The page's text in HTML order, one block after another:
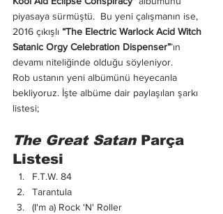
piyasaya sürmüştü.  Bu yeni çalışmanın ise,
2016 çıkışlı “The Electric Warlock Acid Witch
Satanic Orgy Celebration Dispenser”’ın
devamı niteliğinde olduğu söyleniyor.
Rob ustanın yeni albümünü heyecanla
bekliyoruz. İşte albüme dair paylaşılan şarkı
listesi;
The Great Satan Parça
Listesi
F.T.W. 84
Tarantula
(I'm a) Rock 'N' Roller